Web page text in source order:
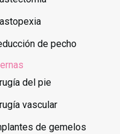
de pecho
del pie
vascular
de gemelos